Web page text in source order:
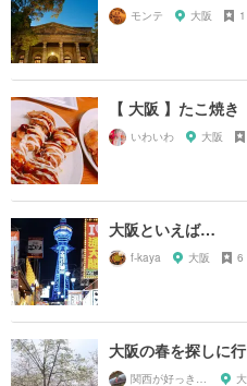
モンテ 大阪 1
【 大阪 】たこ焼き
いわいわ 大阪
大阪といえば…
f-kaya 大阪 6
大阪の春を探しに
関西が好っきゃねん